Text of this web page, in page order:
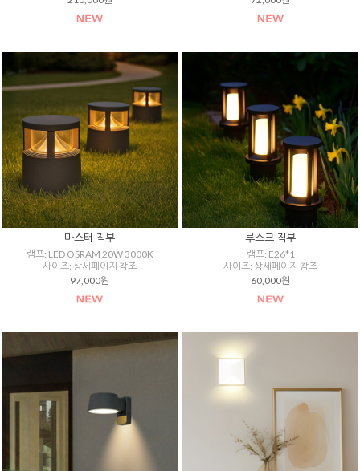
마스터 직부
램프: LED OSRAM 20W 3000K
사이즈: 상세페이지 참조
97,000원
루스크 직부
램프: E26*1
사이즈: 상세페이지 참조
60,000원